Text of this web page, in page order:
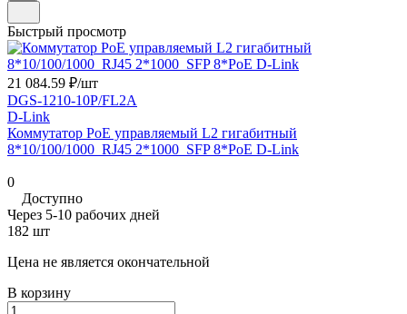
Быстрый просмотр
21 084.59 ₽/шт
DGS-1210-10P/FL2A
D-Link
Коммутатор PoE управляемый L2 гигабитный
8*10/100/1000_RJ45 2*1000_SFP 8*PoE D-Link
0
Доступно
Через 5-10 рабочих дней
182 шт
Цена не является окончательной
В корзину